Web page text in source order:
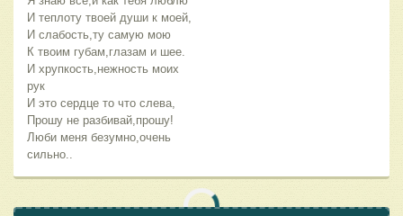
И теплоту твоей души к моей,
И слабость,ту самую мою
К твоим губам,глазам и шее.
И хрупкость,нежность моих
рук
И это сердце то что слева,
Прошу не разбивай,прошу!
Люби меня безумно,очень
сильно..